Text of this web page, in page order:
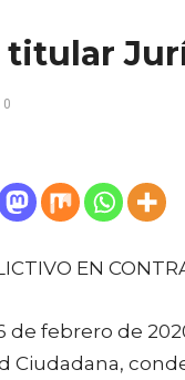
0
EN
de febrero de
Ciudadana,